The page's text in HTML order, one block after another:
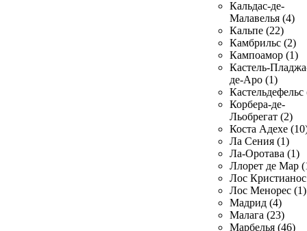
Кальдас-де-
Малавелья (4)
Кальпе (22)
Камбрильс (2)
Кампоамор (1)
Кастель-
де-Аро (1)
Кастельдефельс
Корбера-де-
Льобрегат (2)
Коста Адехе
Ла Сения (1)
Ла-Оротава (1)
Ллорет де Мар
Лос
Лос Менорес (1)
Мадрид (4)
Малага (23)
Марбелья (46)